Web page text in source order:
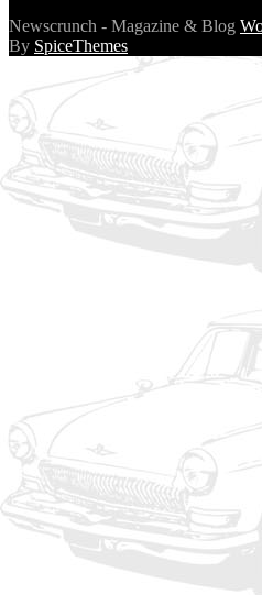
Newscrunch - Magazine & Blog
By SpiceThemes